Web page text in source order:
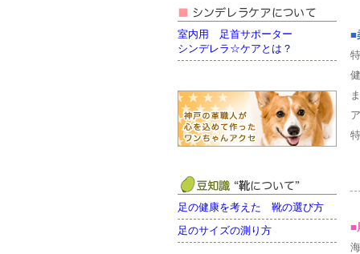
室内用 足首サポーター
シンデレラ☆ケアとは？
足の健康を考えた 靴の選び方
足のサイズの測り方
■
■